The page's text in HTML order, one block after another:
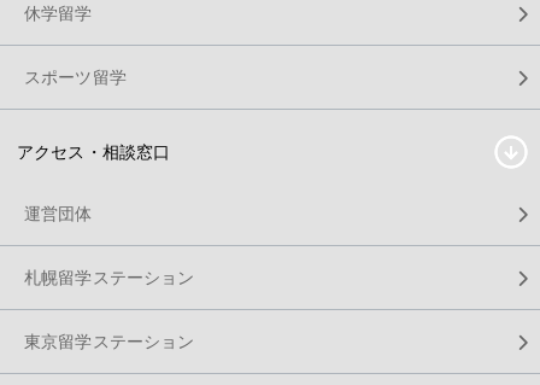
休学留学
スポーツ留学
アクセス・相談窓口
運営団体
札幌留学ステーション
東京留学ステーション